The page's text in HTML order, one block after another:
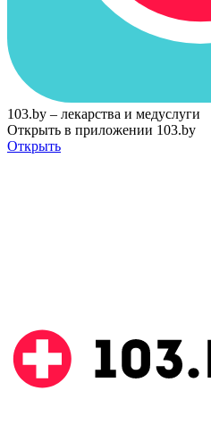
103.by – лекарства и медуслуги
Открыть в приложении 103.by
Открыть